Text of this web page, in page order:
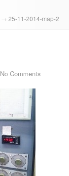
→ 25-11-2014-map-2
No Comments